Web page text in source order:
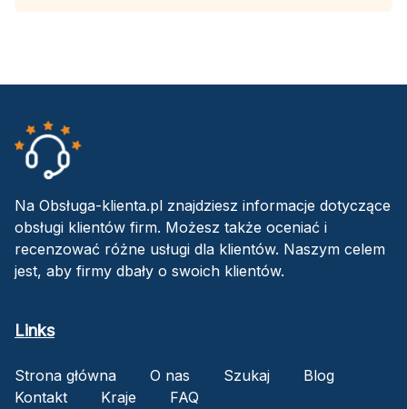
Na Obsługa-klienta.pl znajdziesz informacje dotyczące
obsługi klientów firm. Możesz także oceniać i
recenzować różne usługi dla klientów. Naszym celem
jest, aby firmy dbały o swoich klientów.
Links
Strona główna O nas Szukaj
Blog
Kontakt
Kraje FAQ